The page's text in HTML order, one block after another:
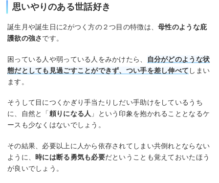
思いやりのある世話好き
誕生月や誕生日に2がつく方の２つ目の特徴は、母性のような庇
護欲の強さです。
困っている人や弱っている人をみかけたら、
自分がどのような状
態だとしても見過ごすことができず、つい手を差し伸べて しまい
ます。
そうして目につくかぎり手当たりしだい手助けをしているうち
に、自然と「 頼りになる人 」という印象を抱かれることとなるケ
ースも少なくはないでしょう。
その結果、必要以上に人から依存されてしまい共倒れとならない
ように、 時には断る勇気も必要だということも覚えておいたほう
が良いでしょう。